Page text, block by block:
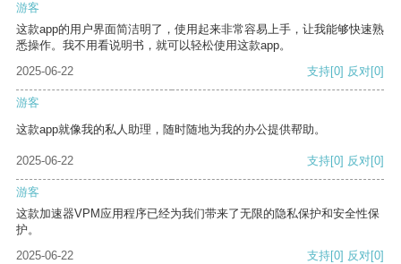
游客
这款app的用户界面简洁明了，使用起来非常容易上手，让我能够快速熟
悉操作。我不用看说明书，就可以轻松使用这款app。
2025-06-22
支持[0] 反对[0]
游客
这款app就像我的私人助理，随时随地为我的办公提供帮助。
2025-06-22 支持[0] 反对[0]
游客
这款加速器VPM应用程序已经为我们带来了无限的隐私保护和安全性保
护。
2025-06-22
支持[0] 反对[0]